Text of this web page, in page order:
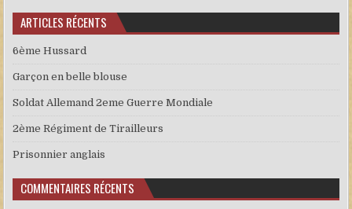
ARTICLES RÉCENTS
6ème Hussard
Garçon en belle blouse
Soldat Allemand 2eme Guerre Mondiale
2ème Régiment de Tirailleurs
Prisonnier anglais
COMMENTAIRES RÉCENTS